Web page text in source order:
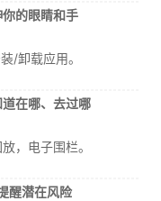
的眼睛和手
/卸载应用。
在哪、去过哪
，电子围栏。
醒潜在风险